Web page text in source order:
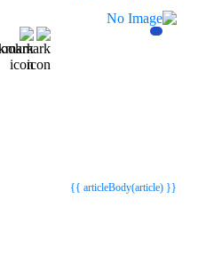
{{ articleBody(article) }}